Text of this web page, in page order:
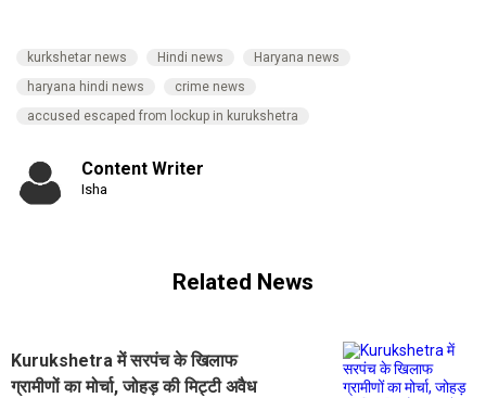
kurkshetar news Hindi news
Haryana news
haryana hindi news
crime news
accused escaped from lockup in kurukshetra
Content Writer
Isha
Related News
Kurukshetra में सरपंच के खिलाफ
ग्रामीणों का मोर्चा, जोहड़ की मिट्टी अवैध